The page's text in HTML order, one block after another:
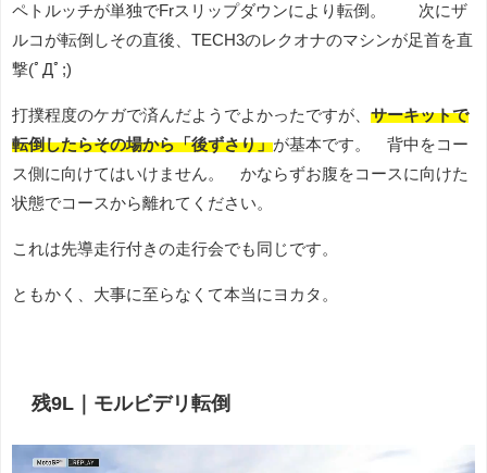
ペトルッチが単独でFrスリップダウンにより転倒。 次にザ
ルコが転倒しその直後、TECH3のレクオナのマシンが足首を直
撃(ﾟДﾟ;)
打撲程度のケガで済んだようでよかったですが、 サーキットで
転倒したらその場から「後ずさり」が基本です。 背中をコー
ス側に向けてはいけません。 かならずお腹をコースに向けた
状態でコースから離れてください。
これは先導走行付きの走行会でも同じです。
ともかく、大事に至らなくて本当にヨカタ。
残9L｜モルビデリ転倒